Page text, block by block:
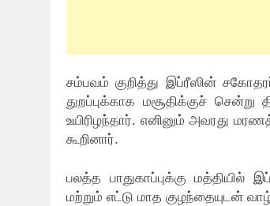
சம்பவம் குறித்து இப்ரீஸின்
துறப்புக்காக மசூதிக்குச்
உயிரிழந்தார். எனினும் அவரது
கூறினார்.
பலத்த பாதுகாப்புக்கு மத்தியில்
மற்றும் எட்டு மாத குழந்தையுடன்